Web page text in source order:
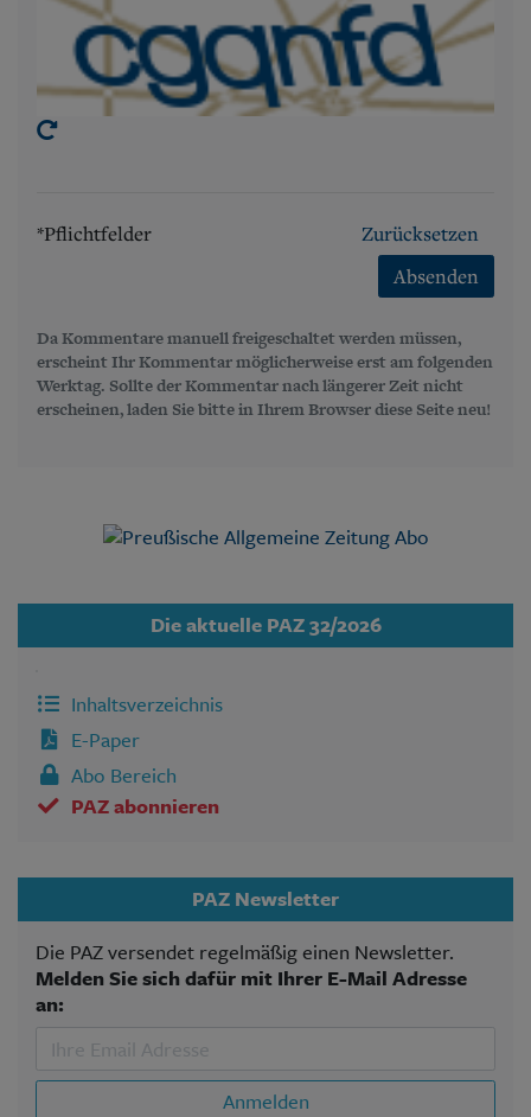
*Pflichtfelder
Zurücksetzen
Absenden
Da Kommentare manuell freigeschaltet werden müssen,
erscheint Ihr Kommentar möglicherweise erst am folgenden
Werktag. Sollte der Kommentar nach längerer Zeit nicht
erscheinen, laden Sie bitte in Ihrem Browser diese Seite neu!
Die aktuelle PAZ 32/2026
Inhaltsverzeichnis
E-Paper
Abo Bereich
PAZ abonnieren
PAZ Newsletter
Die PAZ versendet regelmäßig einen Newsletter.
Melden Sie sich dafür mit Ihrer E-Mail Adresse
an:
Anmelden